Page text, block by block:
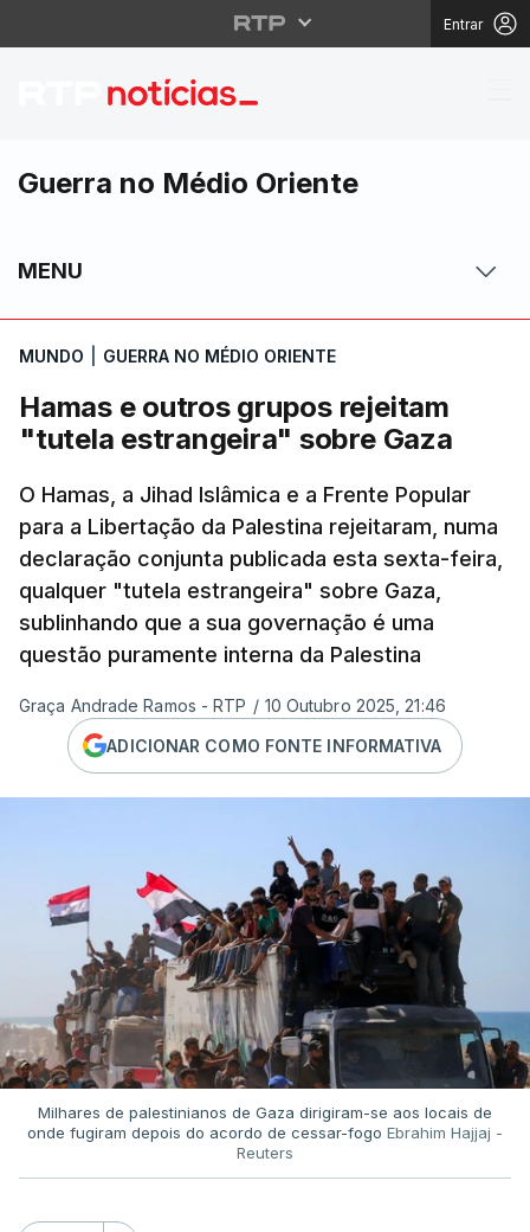
Entrar
Hamas e outros
Guerra no Médio Oriente
MENU
MUNDO GUERRA NO MÉDIO ORIENTE
Hamas e outros grupos rejeitam
"tutela estrangeira" sobre Gaza
O Hamas, a Jihad Islâmica e a Frente Popular
para a Libertação da Palestina rejeitaram, numa
declaração conjunta publicada esta sexta-feira,
qualquer "tutela estrangeira" sobre Gaza,
sublinhando que a sua governação é uma
questão puramente interna da Palestina
Graça Andrade Ramos - RTP / 10 Outubro 2025, 21:46
ADICIONAR COMO FONTE INFORMATIVA
Milhares de palestinianos de Gaza dirigiram-se aos locais de
onde fugiram depois do acordo de cessar-fogo Ebrahim Hajjaj -
Reuters